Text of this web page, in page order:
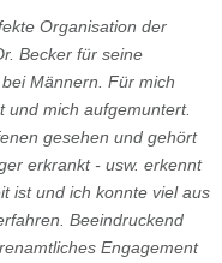
Organisation der
Becker für seine
Männern. Für mich
und mich aufgemuntert.
gesehen und gehört
erkrankt - usw. erkennt
ist und ich konnte viel aus
Beeindruckend
Engagement